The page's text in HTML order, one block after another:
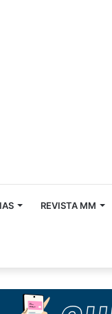
REVISTA MM